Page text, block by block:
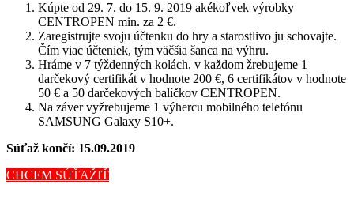
Kúpte od 29. 7. do 15. 9. 2019 akékoľvek výrobky
CENTROPEN min. za 2 €.
Zaregistrujte svoju účtenku do hry a starostlivo ju schovajte.
Čím viac účteniek, tým väčšia šanca na výhru.
Hráme v 7 týždenných kolách, v každom žrebujeme 1
darčekový certifikát v hodnote 200 €, 6 certifikátov v hodnote
50 € a 50 darčekových balíčkov CENTROPEN.
Na záver vyžrebujeme 1 výhercu mobilného telefónu
SAMSUNG Galaxy S10+.
Súťaž končí: 15.09.2019
CHCEM SÚŤAŽIŤ